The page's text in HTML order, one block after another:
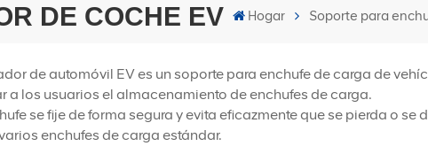
DE COCHE EV Hogar Soporte para
de automóvil EV es un soporte para enchufe de carga de
a los usuarios el almacenamiento de enchufes de carga.
se fije de forma segura y evita eficazmente que se pierda o se
enchufes de carga estándar.